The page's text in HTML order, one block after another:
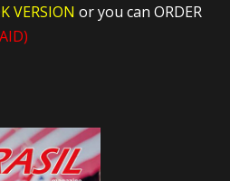
VERSIONor you can ORDER